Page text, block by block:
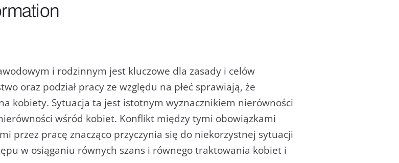
i rodzinnym jest kluczowe dla zasady i celów
oraz podział pracy ze względu na płeć sprawiają, że
kobiety. Sytuacja ta jest istotnym wyznacznikiem nierówności
wśród kobiet. Konflikt między tymi obowiązkami
przez pracę znacząco przyczynia się do niekorzystnej sytuacji
w osiąganiu równych szans i równego traktowania kobiet i